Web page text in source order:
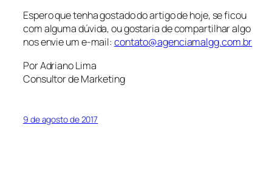
Espero que tenha gostado do artigo de hoje, se ficou
com alguma dúvida, ou gostaria de compartilhar algo
nos envie um e-mail: contato@agenciamalgg.com.br
Por Adriano Lima
Consultor de Marketing
9 de agosto de 2017